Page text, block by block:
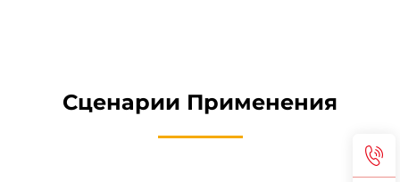
Сценарии Применения